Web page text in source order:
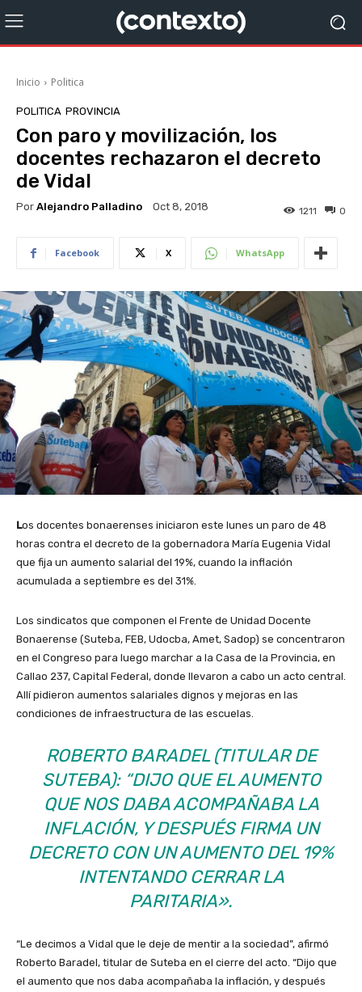
Inicio Politica
POLITICA PROVINCIA
Con paro y movilización, los
docentes rechazaron el decreto
de Vidal
Por Alejandro Palladino Oct 8, 2018 0
1211
Facebook X WhatsApp
Los docentes bonaerenses iniciaron este lunes un paro de 48
horas contra el decreto de la gobernadora María Eugenia Vidal
que fija un aumento salarial del 19%, cuando la inflación
acumulada a septiembre es del 31%.
Los sindicatos que componen el Frente de Unidad Docente
Bonaerense (Suteba, FEB, Udocba, Amet, Sadop) se concentraron
en el Congreso para luego marchar a la Casa de la Provincia, en
Callao 237, Capital Federal, donde llevaron a cabo un acto central.
Allí pidieron aumentos salariales dignos y mejoras en las
condiciones de infraestructura de las escuelas.
ROBERTO BARADEL (TITULAR DE
SUTEBA): “DIJO QUE EL AUMENTO
QUE NOS DABA ACOMPAÑABA LA
INFLACIÓN, Y DESPUÉS FIRMA UN
DECRETO CON UN AUMENTO DEL 19%
INTENTANDO CERRAR LA
PARITARIA».
“Le decimos a Vidal que le deje de mentir a la sociedad”, afirmó
Roberto Baradel, titular de Suteba en el cierre del acto. “Dijo que
el aumento que nos daba acompañaba la inflación, y después